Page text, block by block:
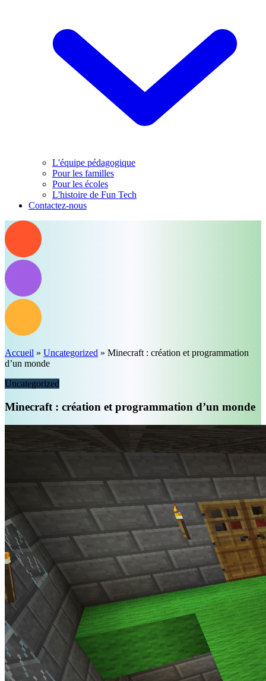
L'équipe pédagogique
Pour les familles
Pour les écoles
L'histoire de Fun Tech
Contactez-nous
Accueil » Uncategorized » Minecraft : création et programmation
d’un monde
Uncategorized
Minecraft : création et programmation d’un monde